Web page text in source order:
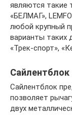
являются такие
«БЕЛМАГ»,
любой крупный
варианты таких
«Трек-спорт»,
Сайлентблок
Сайлентблок
позволяет
двух